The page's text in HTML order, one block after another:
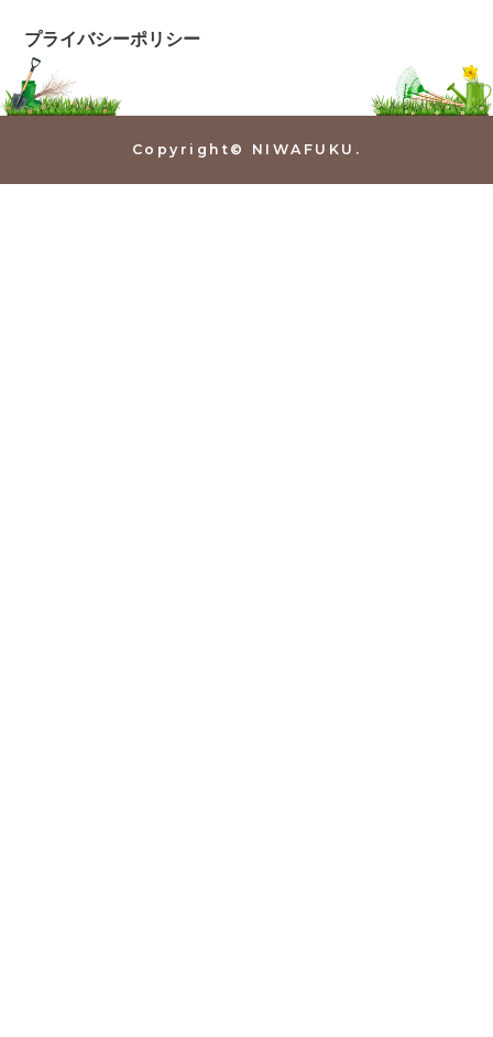
プライバシーポリシー
Copyright© NIWAFUKU.